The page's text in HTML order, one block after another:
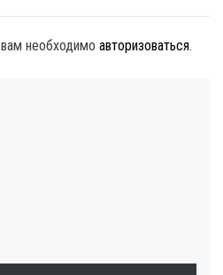
необходимо авторизоваться.